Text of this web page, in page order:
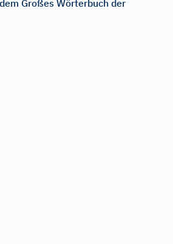
Großes Wörterbuch der